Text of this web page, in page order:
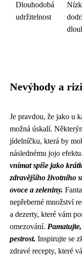
Dlouhodobá
udržitelnost
Nevýhody a
Je pravdou, že jako u
možná úskalí.
jídelníčku, která by
následnému jojo efektu.
vnímat spíše jako
zdravějšího životního
ovoce a zeleniny.
nepřeberné množství
a dezerty, které vám
omezování.
pestrost. Inspirujte se
zdravé recepty, které